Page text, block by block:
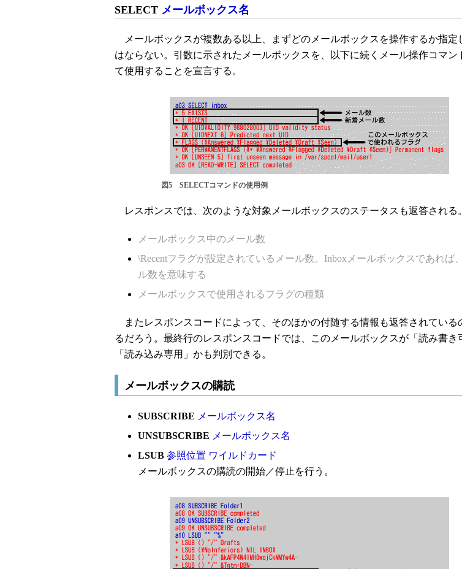
SELECT メールボックス名
メールボックスが複数ある以上、まずどのメールボックスを操作するか指定
はならない。引数に示されたメールボックスを、以下に続くメール操作コマン
て使用することを宣言する。
図5 SELECTコマンドの使用例
レスポンスでは、次のような対象メールボックスのステータスも返答される。
メールボックス中のメール数
\Recentフラグが設定されているメール数。Inboxメールボックスであれば
ル数を意味する
メールボックスで使用されるフラグの種類
またレスポンスコードによって、そのほかの付随する情報も返答されている
るだろう。最終行のレスポンスコードでは、このメールボックスが「読み書き
「読み込み専用」かも判別できる。
メールボックスの購読
SUBSCRIBE メールボックス名
UNSUBSCRIBE メールボックス名
LSUB 参照位置 ワイルドカード
メールボックスの購読の開始／停止を行う。